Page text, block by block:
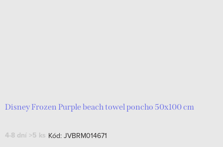
Disney Frozen Purple beach towel poncho 50x100 cm
4-8 dní >5 ks Kód: JVBRM014671